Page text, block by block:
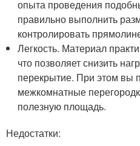
опыта проведения
правильно выполнить
контролировать
Легкость. Материал
что позволяет снизить
перекрытие. При этом вы
межкомнатные
полезную площадь.
Недостатки: